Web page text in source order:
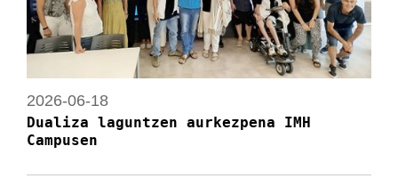
2026-06-18
Dualiza laguntzen aurkezpena IMH
Campusen